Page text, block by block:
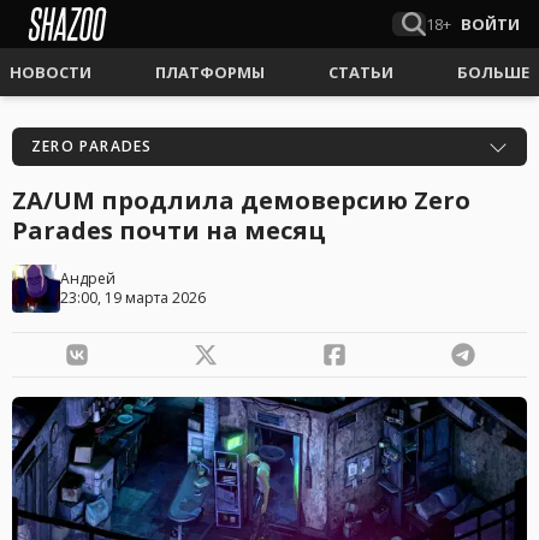
18+ ВОЙТИ
НОВОСТИ ПЛАТФОРМЫ СТАТЬИ БОЛЬШЕ
ZERO PARADES
ZA/UM продлила демоверсию Zero
Parades почти на месяц
Андрей
23:00, 19 марта 2026